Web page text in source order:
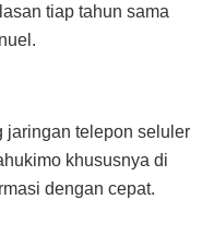
tiap tahun sama
jaringan telepon seluler
khususnya di
dengan cepat.